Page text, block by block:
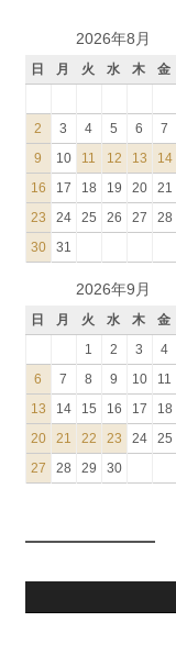
2026年8月
日 月 火 水 木 金
2
3 4 5 6 7
9
10 11 12 13 14
16
17 18 19 20 21
23
24 25 26 27 28
30
31
2026年9月
日 月 火 水 木 金
1
2 3 4
6
7 8 9 10 11
13
14 15 16 17 18
20
21 22 23 24 25
27
28 29 30